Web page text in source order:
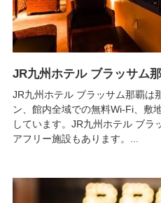
JR九州ホテル ブラッサム
JR九州ホテル ブラッサム那覇は
ン、館内全域での無料Wi-Fi、敷
しています。JR九州ホテル ブラ
アフリー施設もあります。...